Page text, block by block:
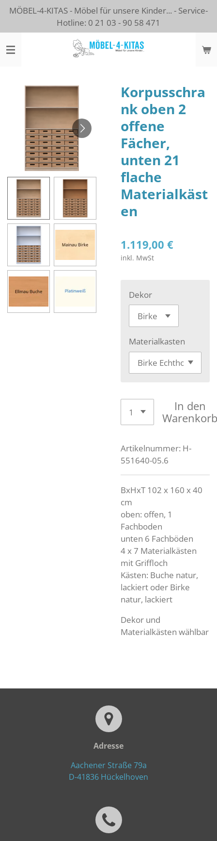
Zum
springen
MÖBEL-4-KITAS - Möbel für unsere Kinder... - Service-
Hotline: 0 21 03 - 90 58 471
Korpusschra
nk oben 2
offene
Fächer,
unten 21
flache
Materialkäst
en
1.119,00 €
inkl. MwSt
Dekor
Materialkasten
In den
Artikelnummer: H-
551640-05.6
BxHxT 102 x 160 x 40
cm
oben: offen, 1
Fachboden
unten 6 Fachböden
4 x 7 Materialkästen
mit Griffloch
Kästen: Buche natur,
lackiert oder Birke
natur, lackiert
Dekor und
Materialkästen wählbar
Adresse
Aachener Straße 79a
D-41836 Hückelhoven